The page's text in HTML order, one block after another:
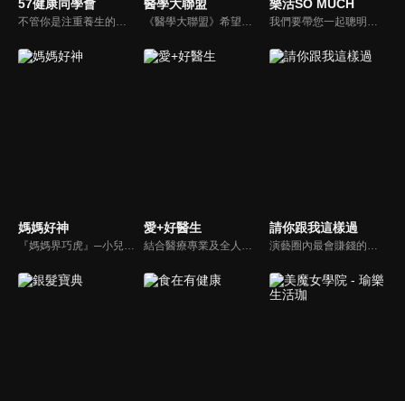
57健康同學會 醫學大聯盟 樂活SO MUCH
媽媽好神
『媽媽界巧虎』─小兒科醫師黃瑽寧，『國民媽媽』─鍾欣凌，兩人領軍擁有十八般武藝的好神媽媽團，為全台媽媽們發聲，所有育兒新知，家庭秘辛，全家大小健康，都會在《媽媽好神》一一解惑！
愛+好醫生
結合醫療專業及全人關懷的新型態節目，主持人黃瑽寧醫師親訪家庭，跨領域醫療顧問團全方位檢視，提供最完整、實用和正確的資訊來守護孩子的健康。
請你跟我這樣過
演藝圈內最會賺錢的侯昌明，以親身經歷教你理財；採訪經歷豐沛的黃文華，把所見所聞通通報你哉。不論是理財知識、兩性問題、生活資訊，完全貼近市井小民的所需所求，保證讓你生活過更好！